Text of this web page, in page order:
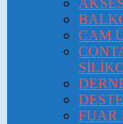
CAM
FUAR